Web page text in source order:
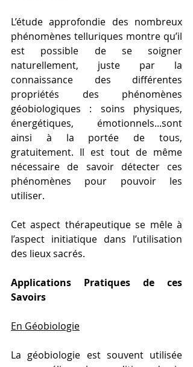
L’étude approfondie des nombreux
phénomènes telluriques montre qu’il
est possible de se soigner
naturellement, juste par la
connaissance des différentes
propriétés des phénomènes
géobiologiques : soins physiques,
énergétiques, émotionnels...sont
ainsi à la portée de tous,
gratuitement. Il est tout de même
nécessaire de savoir détecter ces
phénomènes pour pouvoir les
utiliser.
Cet aspect thérapeutique se mêle à
l’aspect initiatique dans l’utilisation
des lieux sacrés.
Applications Pratiques de ces
Savoirs
En Géobiologie
La géobiologie est souvent utilisée